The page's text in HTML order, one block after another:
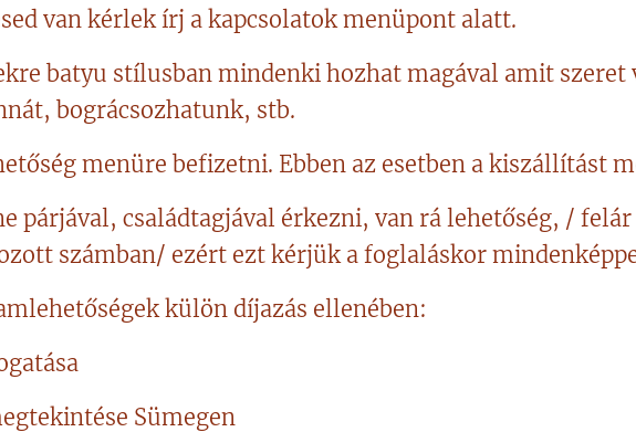
van kérlek írj a kapcsolatok menüpont alatt.
batyu stílusban mindenki hozhat magával amit szeret
bográcsozhatunk, stb.
menüre befizetni. Ebben az esetben a kiszállítást
párjával, családtagjával érkezni, van rá lehetőség, / felár
számban/ ezért ezt kérjük a foglaláskor
külön díjazás ellenében:
Sümegen